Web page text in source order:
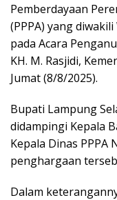
Pemberdayaan
(PPPA) yang
pada Acara
KH. M. Rasjidi,
Jumat (8/8/2025).
Bupati Lampung
didampingi Kepala
Kepala Dinas PPPA
penghargaan
Dalam